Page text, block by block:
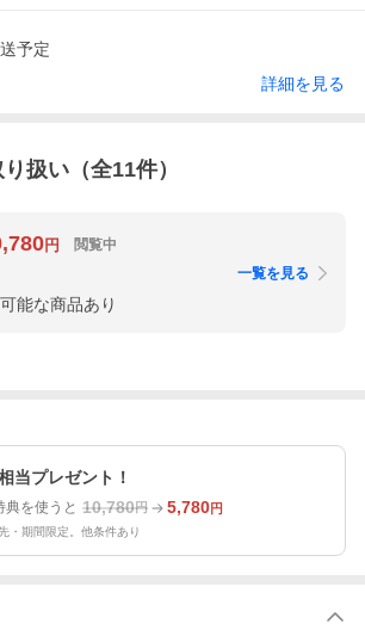
予定
詳細を見る
扱い（全11件）
円 閲覧中
能な商品あり
一覧を見る
当プレゼント！
典を使うと 10,780円 5,780円
・期間限定。他条件あり